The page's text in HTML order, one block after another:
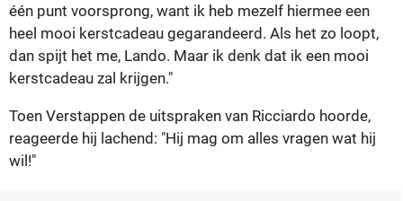
één punt voorsprong, want ik heb mezelf hiermee een
heel mooi kerstcadeau gegarandeerd. Als het zo loopt,
dan spijt het me, Lando. Maar ik denk dat ik een mooi
kerstcadeau zal krijgen."
Toen Verstappen de uitspraken van Ricciardo hoorde,
reageerde hij lachend: "Hij mag om alles vragen wat hij
wil!"